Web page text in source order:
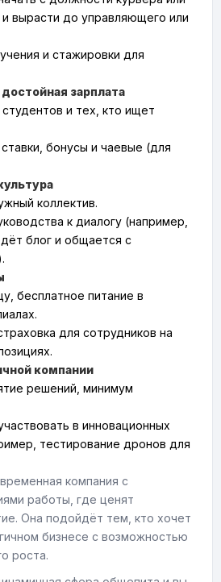
вырасти до управляющего или
и стажировки для
зарплата
и тех, кто ищет
бонусы и чаевые (для
коллектив.
к диалогу (например,
блог и общается с
бесплатное питание в
для сотрудников на
компании
решений, минимум
в инновационных
тестирование дронов для
компания с
работы, где ценят
Она подойдёт тем, кто хочет
бизнесе с возможностью
роста.